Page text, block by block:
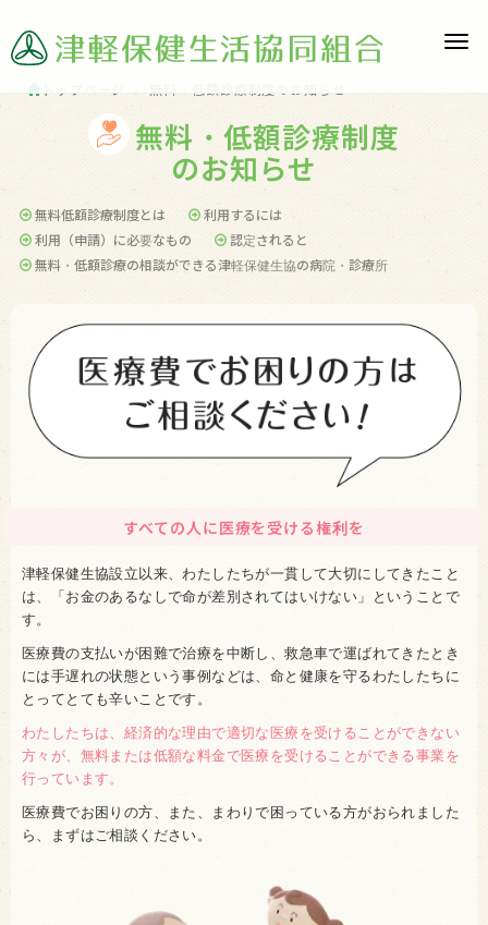
トップページ 無料・低額診療制度のお知らせ
無料・低額診療制度
のお知らせ
無料低額診療制度とは
利用するには
利用（申請）に必要なもの
認定されると
無料・低額診療の相談ができる津軽保健生協の病院・診療所
すべての人に医療を受ける権利を
津軽保健生協設立以来、わたしたちが一貫して大切にしてきたこと
は、「お金のあるなしで命が差別されてはいけない」ということで
す。
医療費の支払いが困難で治療を中断し、救急車で運ばれてきたとき
には手遅れの状態という事例などは、命と健康を守るわたしたちに
とってとても辛いことです。
わたしたちは、経済的な理由で適切な医療を受けることができない
方々が、無料または低額な料金で医療を受けることができる事業を
行っています。
医療費でお困りの方、また、まわりで困っている方がおられました
ら、まずはご相談ください。